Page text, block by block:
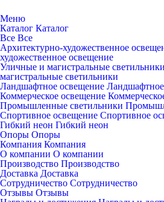
Меню
Каталог Каталог
Все Все
Архитектурно-художественное
художественное освещение
Уличные и магистральные светильники
магистральные светильники
Ландшафтное освещение
Коммерческое освещение
Промышленные светильники
Спортивное освещение Спортивное
Гибкий неон Гибкий неон
Опоры Опоры
Компания Компания
О компании О компании
Производство Производство
Доставка Доставка
Сотрудничество Сотрудничество
Отзывы Отзывы